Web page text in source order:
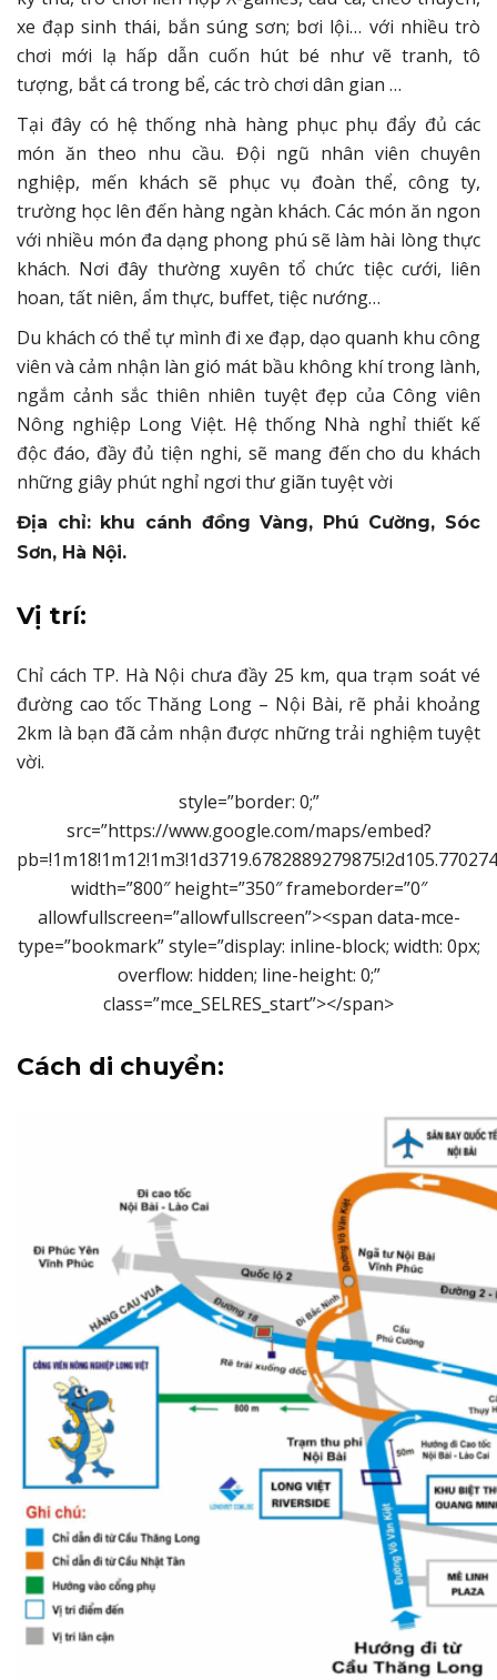
xe đạp sinh thái, bắn súng sơn; bơi lội… với nhiều trò
chơi mới lạ hấp dẫn cuốn hút bé như vẽ tranh, tô
tượng, bắt cá trong bể, các trò chơi dân gian …
Tại đây có hệ thống nhà hàng phục phụ đẩy đủ các
món ăn theo nhu cầu. Đội ngũ nhân viên chuyên
nghiệp, mến khách sẽ phục vụ đoàn thể, công ty,
trường học lên đến hàng ngàn khách. Các món ăn ngon
với nhiều món đa dạng phong phú sẽ làm hài lòng thực
khách. Nơi đây thường xuyên tổ chức tiệc cưới, liên
hoan, tất niên, ẩm thực, buffet, tiệc nướng…
Du khách có thể tự mình đi xe đạp, dạo quanh khu công
viên và cảm nhận làn gió mát bầu không khí trong lành,
ngắm cảnh sắc thiên nhiên tuyệt đẹp của Công viên
Nông nghiệp Long Việt. Hệ thống Nhà nghỉ thiết kế
độc đáo, đầy đủ tiện nghi, sẽ mang đến cho du khách
những giây phút nghỉ ngơi thư giãn tuyệt vời
Địa chỉ: khu cánh đồng Vàng, Phú Cường, Sóc
Sơn, Hà Nội.
Vị trí:
Chỉ cách TP. Hà Nội chưa đầy 25 km, qua trạm soát vé
đường cao tốc Thăng Long – Nội Bài, rẽ phải khoảng
2km là bạn đã cảm nhận được những trải nghiệm tuyệt
vời.
style=”border: 0;”
src=”https://www.google.com/maps/embed?
width=”800″ height=”350″ frameborder=”0″
allowfullscreen=”allowfullscreen”><span data-mce-
type=”bookmark” style=”display: inline-block; width: 0px;
overflow: hidden; line-height: 0;”
class=”mce_SELRES_start”> </span>
Cách di chuyển: